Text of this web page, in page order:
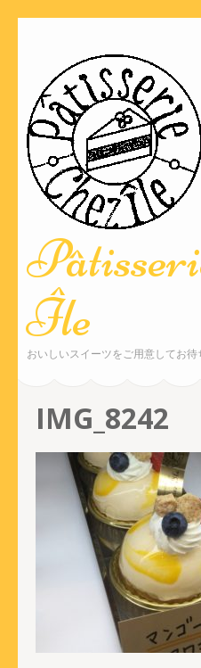
ツ
へ
(Enter
押
す)
Île
おいしいスイーツをご用意してお待
IMG_8242